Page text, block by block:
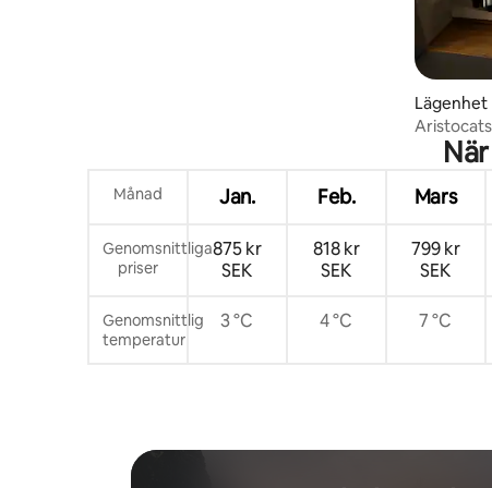
Lägenhet
Månad Jan. Feb. Mars
Genomsnittliga
priser
875 kr
SEK
818 kr
SEK
799 kr
SEK
Genomsnittlig
temperatur
3 °C 4 °C 7 °C